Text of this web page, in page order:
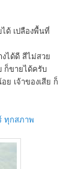
ด้ เปลืองพื้นที่
งได้ดี สีไม่สวย
ก็ขายได้ครับ
เจ้าของเสีย ก็
ทุกสภาพ